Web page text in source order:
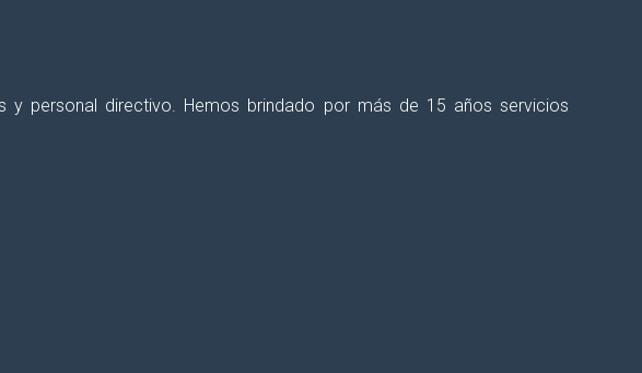
y personal directivo. Hemos brindado por más de 15 años servicios